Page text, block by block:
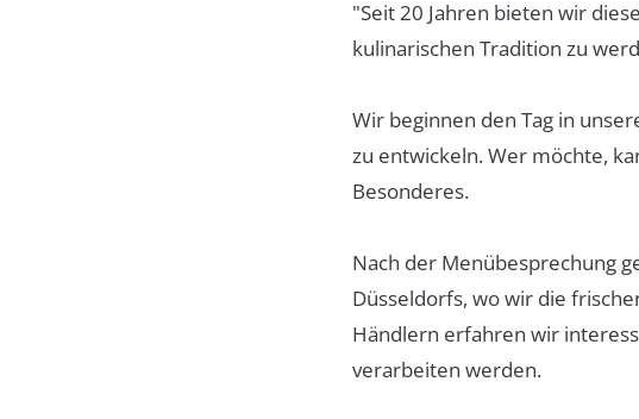
"Seit 20 Jahren bieten wir
kulinarischen Tradition zu
Wir beginnen den Tag in
zu entwickeln. Wer möchte,
Besonderes.
Nach der Menübesprechung
Düsseldorfs, wo wir die
Händlern erfahren wir
verarbeiten werden.